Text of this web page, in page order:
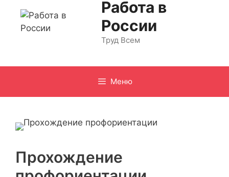
Работа в
России
Труд Всем
Меню
Прохождение